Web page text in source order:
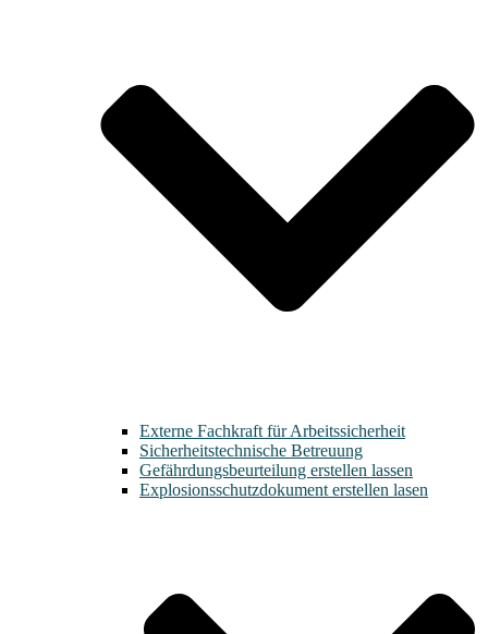
Externe Fachkraft für Arbeitssicherheit
Sicherheitstechnische Betreuung
Gefährdungsbeurteilung erstellen lassen
Explosionsschutzdokument erstellen lasen